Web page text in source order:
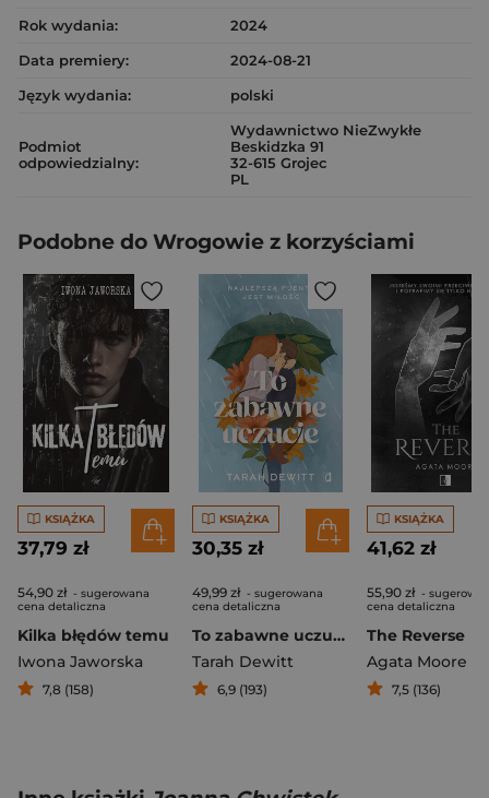
Rok wydania:
2024
Data premiery:
2024-08-21
Język wydania:
polski
Podmiot
odpowiedzialny:
Wydawnictwo NieZwykłe
Beskidzka 91
32-615 Grojec
PL
Podobne do Wrogowie z korzyściami
KSIĄŻKA
37,79 zł
54,90 zł - sugerowana
cena detaliczna
Kilka błędów temu
Iwona Jaworska
7,8 (158)
KSIĄŻKA
30,35 zł
49,99 zł - sugerowana
cena detaliczna
To zabawne uczucie
Tarah Dewitt
6,9 (193)
KSIĄŻKA
41,62 zł
55,90 zł -
cena detaliczna
The Reverse
Agata Moore
7,5 (136)